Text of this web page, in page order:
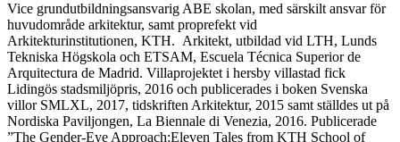
Vice grundutbildningsansvarig ABE skolan, med särskilt ansvar för
huvudområde arkitektur, samt proprefekt vid
Arkitekturinstitutionen, KTH. Arkitekt, utbildad vid LTH, Lunds
Tekniska Högskola och ETSAM, Escuela Técnica Superior de
Arquitectura de Madrid. Villaprojektet i hersby villastad fick
Lidingös stadsmiljöpris, 2016 och publicerades i boken Svenska
villor SMLXL, 2017, tidskriften Arkitektur, 2015 samt ställdes ut på
Nordiska Paviljongen, La Biennale di Venezia, 2016. Publicerade
”The Gender-Eye Approach:Eleven Tales from KTH School of